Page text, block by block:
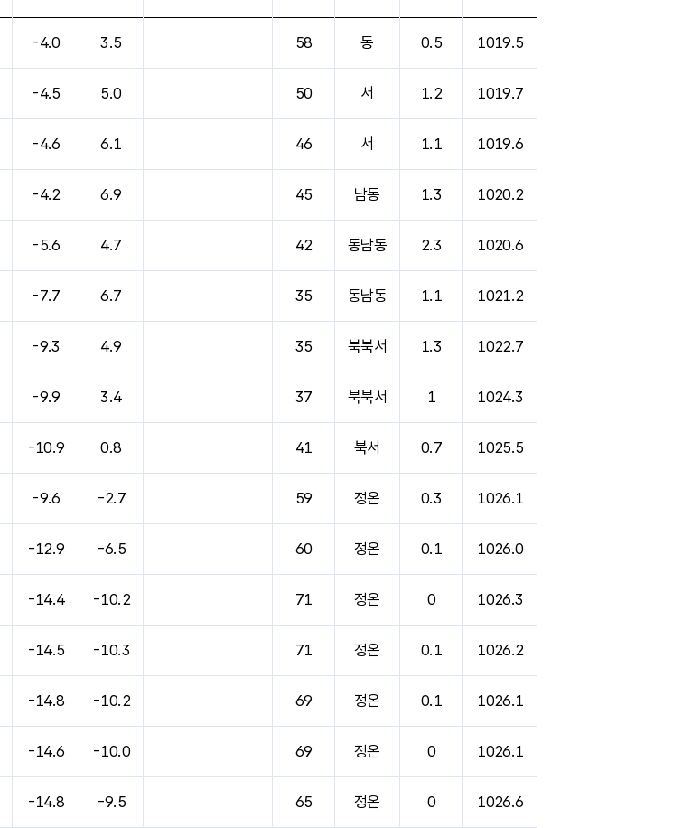
-4.0 3.5 58 동 0.5 1019.5
-4.5 5.0 50 서 1.2 1019.7
-4.6 6.1 46 서 1.1 1019.6
-4.2 6.9 45 남동 1.3 1020.2
-5.6 4.7 42 동남동 2.3 1020.6
-7.7 6.7 35 동남동 1.1 1021.2
-9.3 4.9 35 북북서 1.3 1022.7
-9.9 3.4 37 북북서 1 1024.3
-10.9 0.8 41 북서 0.7 1025.5
-9.6 -2.7 59 정온 0.3 1026.1
-12.9 -6.5 60 정온 0.1 1026.0
-14.4 -10.2 71 정온 0 1026.3
-14.5 -10.3 71 정온 0.1 1026.2
-14.8 -10.2 69 정온 0.1 1026.1
-14.6 -10.0 69 정온 0 1026.1
-14.8 -9.5 65 정온 0 1026.6